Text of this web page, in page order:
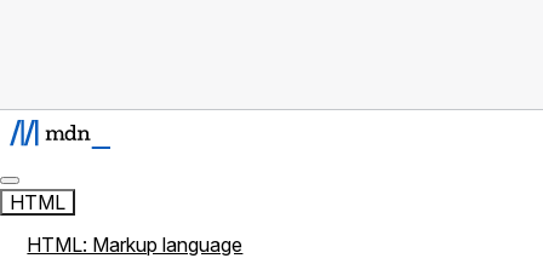
HTML
HTML: Markup language